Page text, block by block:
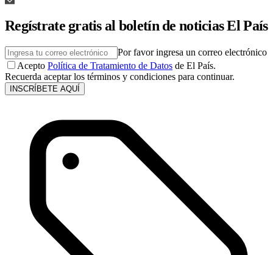
Regístrate gratis al boletín de noticias El País
Por favor ingresa un correo electrónico
Acepto Política de Tratamiento de Datos de El País.
Recuerda aceptar los términos y condiciones para continuar.
INSCRÍBETE AQUÍ